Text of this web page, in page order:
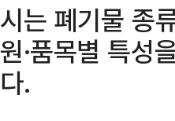
시는 폐기물 종
원·품목별 특성
다.